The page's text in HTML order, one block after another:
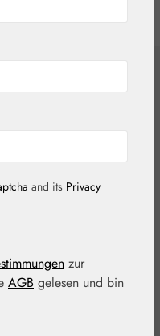
anzeigen
µg
and its Privacy
zur
AGB gelesen und bin